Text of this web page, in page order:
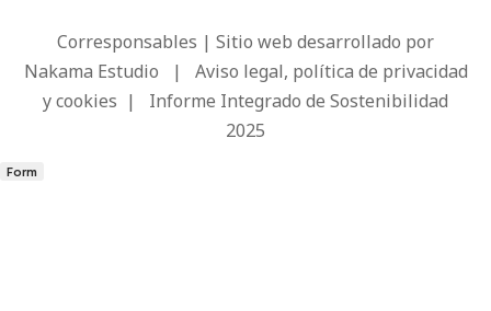
Corresponsables | Sitio web desarrollado por
Nakama Estudio | Aviso legal, política de privacidad
y cookies | Informe Integrado de Sostenibilidad
2025
Form